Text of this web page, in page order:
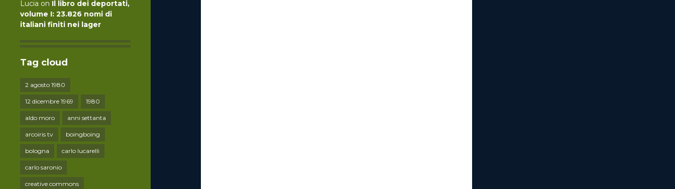
Lucia on Il libro dei deportati,
volume I: 23.826 nomi di
italiani finiti nei lager
Tag cloud
2 agosto 1980
12 dicembre 1969 1980
aldo moro anni settanta
arcoiris tv boingboing
bologna carlo lucarelli
carlo saronio
creative commons